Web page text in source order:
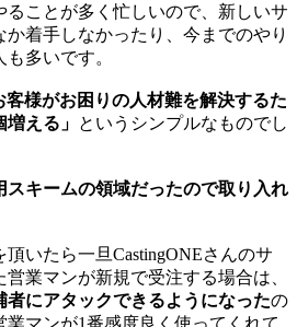
ることが多く忙しいので、新しいサ
着手しなかったり、今までのやり
多いです。
客様がお困りの人材難を解決するた
える」 というシンプルなものでし
スキームの領域だったので取り入れ
いたら一旦CastingONEさんのサ
業マンが新規で受注する場合は、
者にアタックできるようになったの
マンが1番感度良く使ってくれて